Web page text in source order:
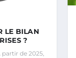
LE BILAN
?
de 2025,